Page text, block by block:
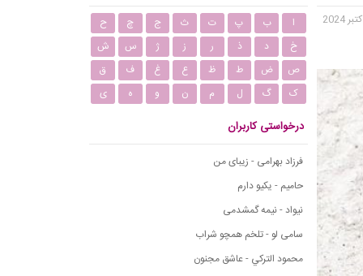
ا ب پ ت ث ج چ
ح
خ
د ذ ر ز ژ س
ش
ص
ض ط ظ ع غ ف
ق
ک
گ ل م ن و ه ی
درخواستی کاربران
فرزاد بهرامی - زیبای من
حامیم - یکیو دارم
نیواد - نیمه گمشدمی
سامی لو - تلخم همچو شراب
محمود التركي - عاشق مجنون